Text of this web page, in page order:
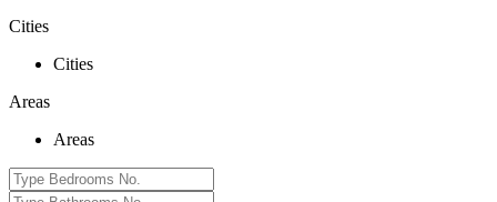
Cities
Cities
Areas
Areas